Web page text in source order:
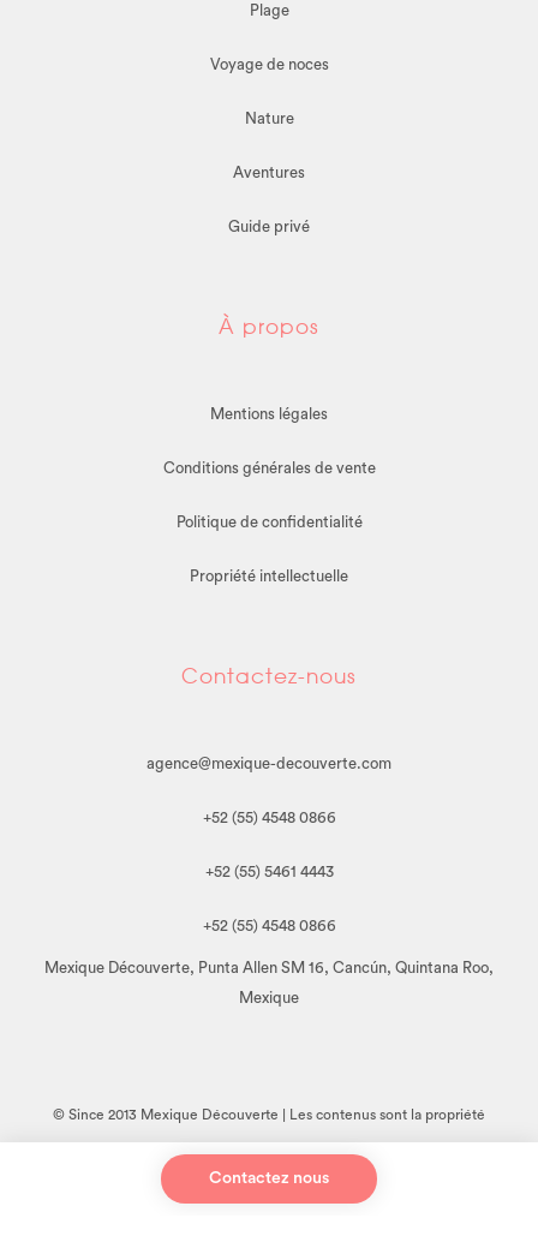
Contactez nous
Plage
Voyage de noces
Nature
Aventures
Guide privé
À propos
Mentions légales
Conditions générales de vente
Politique de confidentialité
Propriété intellectuelle
Contactez-nous
agence@mexique-decouverte.com
+52 (55) 4548 0866
+52 (55) 5461 4443
+52 (55) 4548 0866
Mexique Découverte, Punta Allen SM 16, Cancún, Quintana Roo,
Mexique
© Since 2013 Mexique Découverte | Les contenus sont la propriété
sous quelque forme que ce soit, est interdite sans l'autorisation